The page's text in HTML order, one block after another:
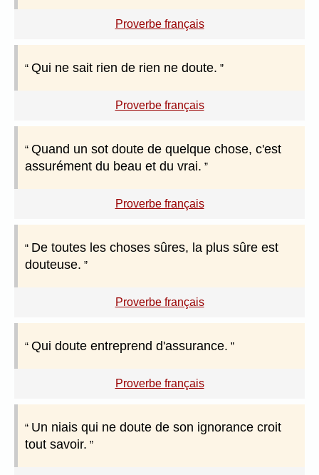
Proverbe français
Qui ne sait rien de rien ne doute.
Proverbe français
Quand un sot doute de quelque chose, c'est
assurément du beau et du vrai.
Proverbe français
De toutes les choses sûres, la plus sûre est
douteuse.
Proverbe français
Qui doute entreprend d'assurance.
Proverbe français
Un niais qui ne doute de son ignorance croit
tout savoir.